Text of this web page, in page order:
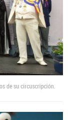
de su circuscripción.